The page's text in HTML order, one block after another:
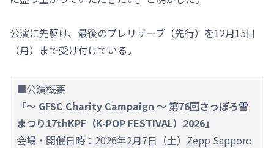
公演に先駆け、最後のプレリザーブ（先行）を12月15日
（月）まで受け付けている。
■公演概要
「～ GFSC Charity Campaign ～ 第76回さっぽろ雪
まつり17thKPF（K-POP FESTIVAL）2026」
会場・開催日時：2026年2月7日（土）Zepp Sapporo